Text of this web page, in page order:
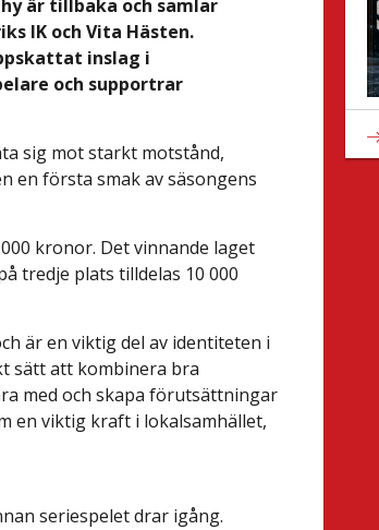
är tillbaka och samlar
IK och Vita Hästen.
inslag i
och supportrar
sig mot starkt motstånd,
en första smak av säsongens
kronor. Det vinnande laget
tredje plats tilldelas 10 000
är en viktig del av identiteten i
sätt att kombinera bra
med och skapa förutsättningar
en viktig kraft i lokalsamhället,
seriespelet drar igång.